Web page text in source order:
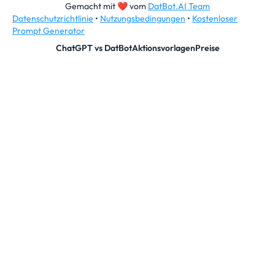
Gemacht mit ❤vom DatBot.AI Team
Datenschutzrichtlinie • Nutzungsbedingungen • Kostenloser
Prompt Generator
ChatGPT vs DatBotAktionsvorlagenPreise